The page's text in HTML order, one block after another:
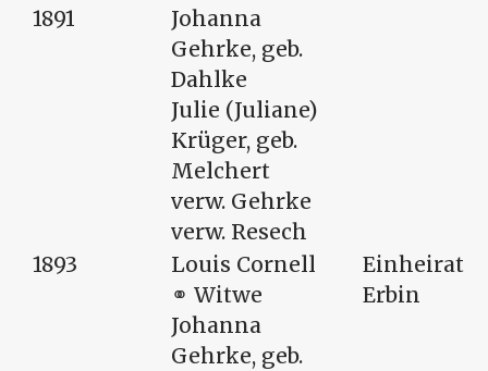
1891
Johanna
Gehrke, geb.
Dahlke
Julie (Juliane)
Krüger, geb.
Melchert
verw. Gehrke
verw. Resech
1893
Louis Cornell
⚭ Witwe
Johanna
Gehrke, geb.
Einheirat
Erbin